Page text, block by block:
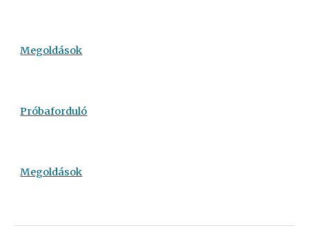
Megoldások
Próbaforduló
Megoldások